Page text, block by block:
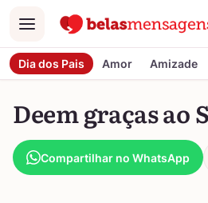
Menu
Dia dos Pais Amor Amizade
Deem graças ao
Compartilhar no WhatsApp